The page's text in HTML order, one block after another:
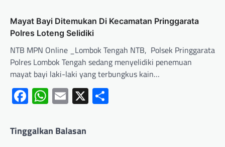
Mayat Bayi Ditemukan Di Kecamatan Pringgarata
Polres Loteng Selidiki
NTB MPN Online _Lombok Tengah NTB, Polsek Pringgarata
Polres Lombok Tengah sedang menyelidiki penemuan
mayat bayi laki-laki yang terbungkus kain…
Facebook
WhatsApp
Email
X
Tinggalkan Balasan